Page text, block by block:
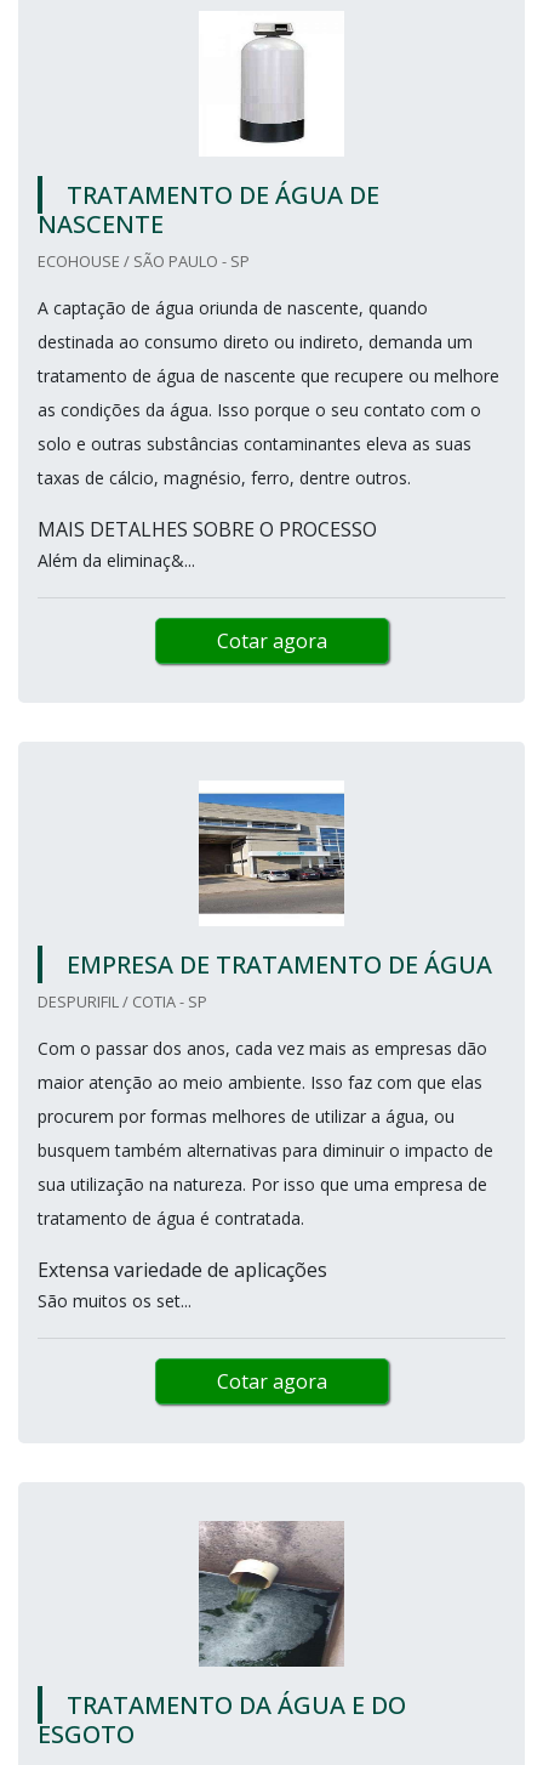
TRATAMENTO DE ÁGUA DE
NASCENTE
ECOHOUSE / SÃO PAULO - SP
A captação de água oriunda de nascente, quando
destinada ao consumo direto ou indireto, demanda um
tratamento de água de nascente que recupere ou melhore
as condições da água. Isso porque o seu contato com o
solo e outras substâncias contaminantes eleva as suas
taxas de cálcio, magnésio, ferro, dentre outros.
MAIS DETALHES SOBRE O PROCESSO
Além da eliminaç&...
Cotar agora
EMPRESA DE TRATAMENTO DE ÁGUA
DESPURIFIL / COTIA - SP
Com o passar dos anos, cada vez mais as empresas dão
maior atenção ao meio ambiente. Isso faz com que elas
procurem por formas melhores de utilizar a água, ou
busquem também alternativas para diminuir o impacto de
sua utilização na natureza. Por isso que uma empresa de
tratamento de água é contratada.
Extensa variedade de aplicações
São muitos os set...
Cotar agora
TRATAMENTO DA ÁGUA E DO
ESGOTO